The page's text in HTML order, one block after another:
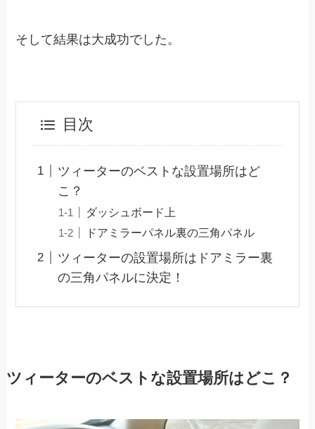
そして結果は大成功でした。
目次
ツィーターのベストな設置場所はど
こ？
ダッシュボード上
ドアミラーパネル裏の三角パネル
ツィーターの設置場所はドアミラー裏
の三角パネルに決定！
ツィーターのベストな設置場所はどこ？